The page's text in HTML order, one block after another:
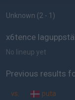
Unknown (2 - 1 )
x6tence
No lineup yet
Previous results
vs. puta